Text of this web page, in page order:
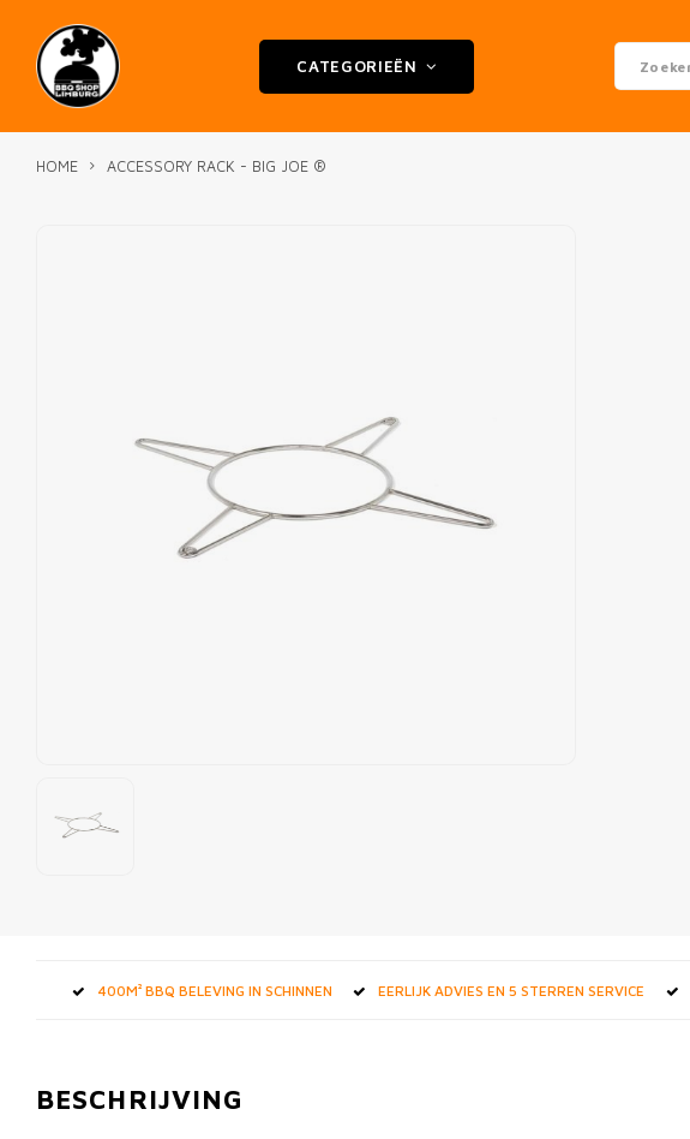
CATEGORIEËN
HOME ACCESSORY RACK - BIG JOE ®
400M² BBQ BELEVING IN SCHINNEN EERLIJK ADVIES EN 5 STERREN SERVICE
BESCHRIJVING